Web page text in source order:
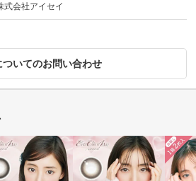
式会社アイセイ
ついてのお問い合わせ